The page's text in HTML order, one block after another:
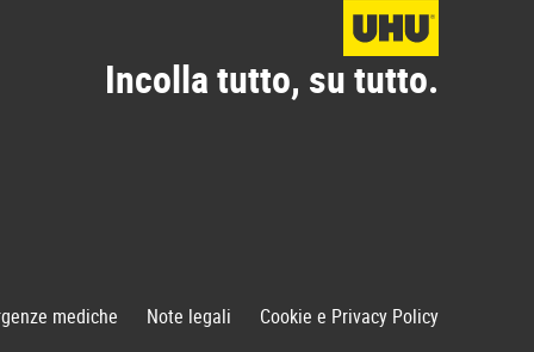
Incolla tutto, su tutto.
mediche Note legali Cookie e Privacy Policy